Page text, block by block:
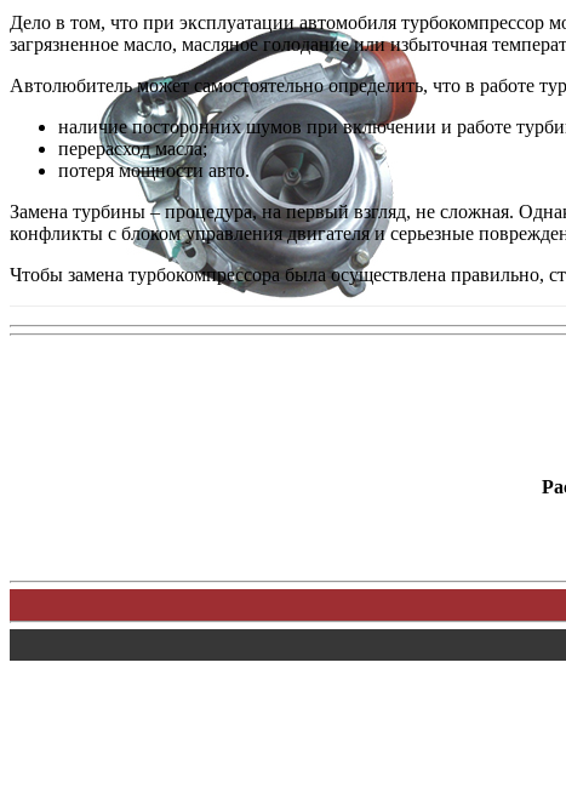
Дело в том, что при эксплуатации автомобиля турбокомпрессор
загрязненное масло, масляное голодание или избыточная
Автолюбитель может самостоятельно определить, что в работе
наличие посторонних шумов при включении и работе
перерасход масла;
потеря мощности авто.
Замена турбины – процедура, на первый взгляд, не сложная.
конфликты с блоком управления двигателя и серьезные
Чтобы замена турбокомпрессора была осуществлена правильно,